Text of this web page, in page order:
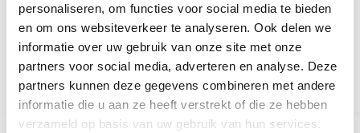
personaliseren, om functies voor social media te bieden
en om ons websiteverkeer te analyseren. Ook delen we
informatie over uw gebruik van onze site met onze
partners voor social media, adverteren en analyse. Deze
partners kunnen deze gegevens combineren met andere
informatie die u aan ze heeft verstrekt of die ze hebben
verzameld op basis van uw gebruik van hun services.
op mast...
€ 137,-
€ 39,-